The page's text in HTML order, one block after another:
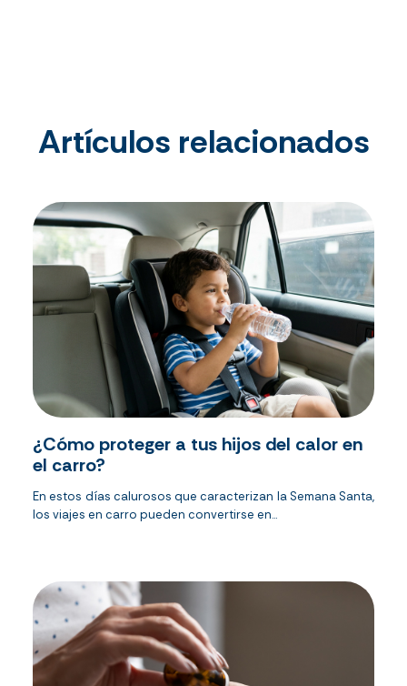
Artículos relacionados
¿Cómo proteger a tus hijos del calor en
el carro?
En estos días calurosos que caracterizan la Semana Santa,
los viajes en carro pueden convertirse en...